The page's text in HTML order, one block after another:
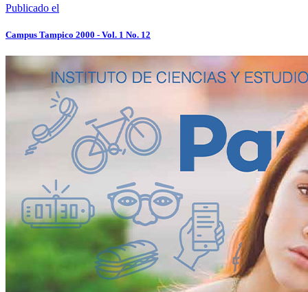
Publicado el
Campus Tampico 2000 - Vol. 1 No. 12